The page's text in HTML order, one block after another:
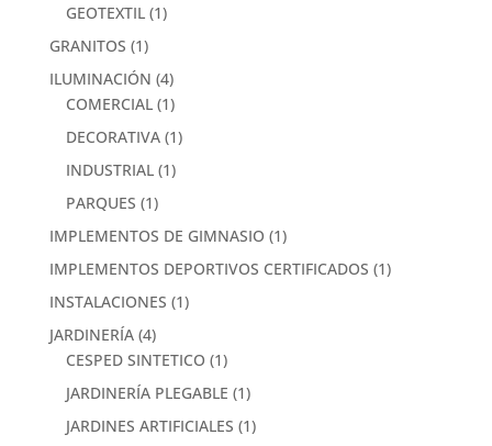
GEOTEXTIL (1)
GRANITOS (1)
ILUMINACIÓN (4)
COMERCIAL (1)
DECORATIVA (1)
INDUSTRIAL (1)
PARQUES (1)
IMPLEMENTOS DE GIMNASIO (1)
IMPLEMENTOS DEPORTIVOS CERTIFICADOS (1)
INSTALACIONES (1)
JARDINERÍA (4)
CESPED SINTETICO (1)
JARDINERÍA PLEGABLE (1)
JARDINES ARTIFICIALES (1)